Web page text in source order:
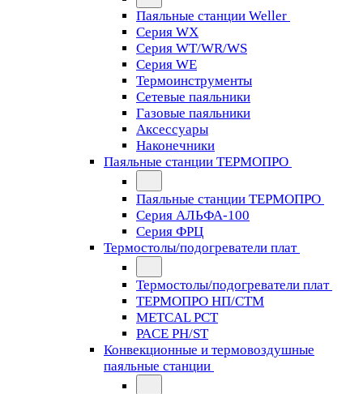
Паяльные станции Weller
Серия WX
Серия WT/WR/WS
Серия WE
Термоинструменты
Сетевые паяльники
Газовые паяльники
Аксессуары
Наконечники
Паяльные станции ТЕРМОПРО
Паяльные станции ТЕРМОПРО
Серия АЛЬФА-100
Серия ФРЦ
Термостолы/подогреватели плат
Термостолы/подогреватели плат
ТЕРМОПРО НП/СТМ
METCAL PCT
PACE PH/ST
Конвекционные и термовоздушные
паяльные станции